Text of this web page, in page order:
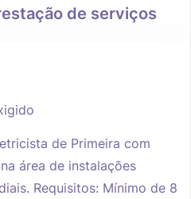
de serviços
de Primeira com
área de instalações
Requisitos: Mínimo de 8